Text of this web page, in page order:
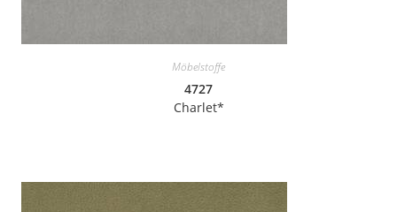
Möbelstoffe
4727
Charlet*